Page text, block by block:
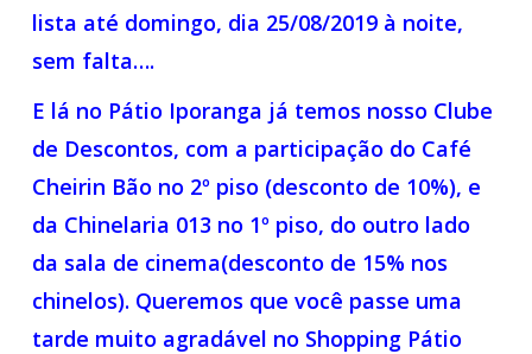
lista até domingo, dia 25/08/2019 à noite,
sem falta….
E lá no Pátio Iporanga já temos nosso Clube
de Descontos, com a participação do Café
Cheirin Bão no 2º piso (desconto de 10%), e
da Chinelaria 013 no 1º piso, do outro lado
da sala de cinema(desconto de 15% nos
chinelos). Queremos que você passe uma
tarde muito agradável no Shopping Pátio